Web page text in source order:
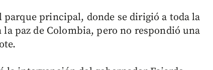
principal, donde se dirigió a toda la
paz de Colombia, pero no respondió una